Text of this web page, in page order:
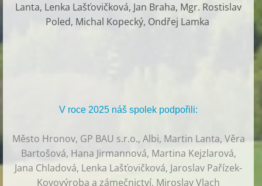
Lanta, Lenka Lašťovičková, Jan Braha, Mgr. Rostislav
Poled, Michal Kopecký, Ondřej Lamka
V roce 2025 náš spolek podpořili:
Město Hronov, GP BAU s.r.o., Albi, Martin Lanta, Věra
Bartošová, Hana Jirmannová, Martina Kejzlarová,
Jana Chladová, Lenka Lašťovičková, Jaroslav Pařízek-
Kovovýroba a zámečnictví, Miroslav Vlach